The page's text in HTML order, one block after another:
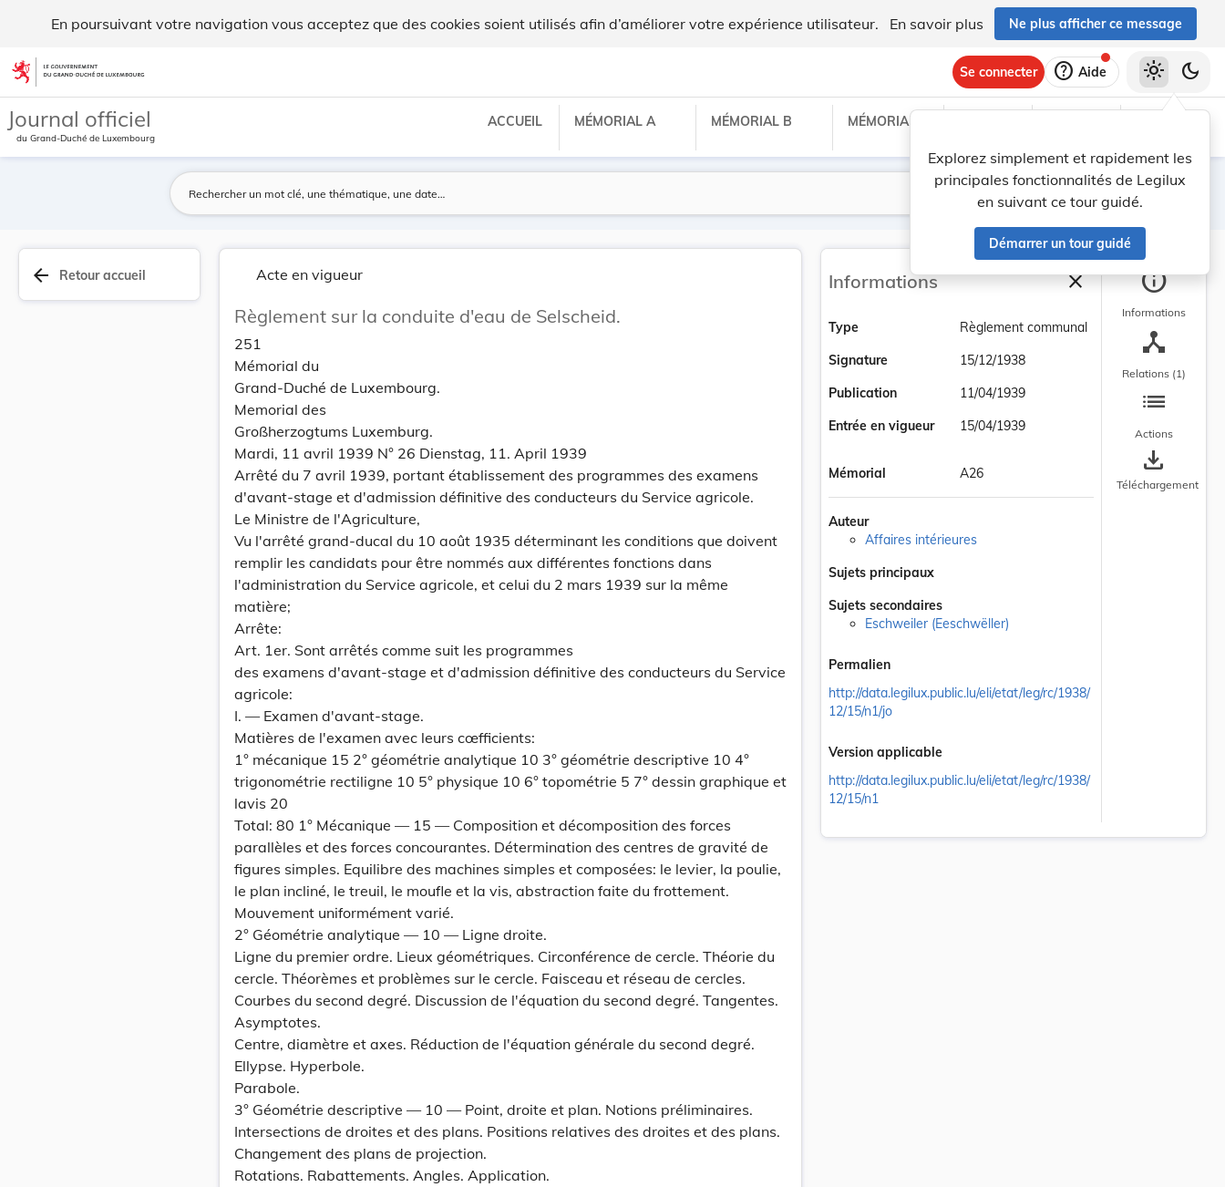
En poursuivant votre navigation vous acceptez que des cookies soient utilisés afin d’améliorer votre expérience utilisateur. En savoir plus Ne plus afficher ce message
Aller au contenu
Se connecter help Aide
Explorez simplement et rapidement les
principales fonctionnalités de Legilux
en suivant ce tour guidé.
Démarrer un tour guidé
light_mode dark_mode
Journal officiel
du Grand-Duché de Luxembourg
ACCUEIL MÉMORIAL A MÉMORIAL B MÉMORIAL C
Lancer la recherche
Filtres
arrow_back Retour accueil Acte en vigueur
Règlement sur la conduite d'eau de Selscheid.
251
Mémorial du
Grand-Duché de Luxembourg.
Memorial des
Großherzogtums Luxemburg.
Mardi, 11 avril 1939 N° 26 Dienstag, 11. April 1939
Arrêté du 7 avril 1939, portant établissement des programmes des examens
d'avant-stage et d'admission définitive des conducteurs du Service agricole.
Le Ministre de l'Agriculture,
Vu l'arrêté grand-ducal du 10 août 1935 déterminant les conditions que doivent
remplir les candidats pour être nommés aux différentes fonctions dans
l'administration du Service agricole, et celui du 2 mars 1939 sur la même
matière;
Arrête:
Art. 1er. Sont arrêtés comme suit les programmes
des examens d'avant-stage et d'admission définitive des conducteurs du Service
agricole:
I. — Examen d'avant-stage.
Matières de l'examen avec leurs cœfficients:
1° mécanique 15 2° géométrie analytique 10 3° géométrie descriptive 10 4°
trigonométrie rectiligne 10 5° physique 10 6° topométrie 5 7° dessin graphique et
lavis 20
Total: 80 1° Mécanique — 15 — Composition et décomposition des forces
parallèles et des forces concourantes. Détermination des centres de gravité de
figures simples. Equilibre des machines simples et composées: le levier, la poulie,
le plan incliné, le treuil, le moufle et la vis, abstraction faite du frottement.
Mouvement uniformément varié.
2° Géométrie analytique — 10 — Ligne droite.
Ligne du premier ordre. Lieux géométriques. Circonférence de cercle. Théorie du
cercle. Théorèmes et problèmes sur le cercle. Faisceau et réseau de cercles.
Courbes du second degré. Discussion de l'équation du second degré. Tangentes.
Asymptotes.
Centre, diamètre et axes. Réduction de l'équation générale du second degré.
Ellypse. Hyperbole.
Parabole.
3° Géométrie descriptive — 10 — Point, droite et plan. Notions préliminaires.
Intersections de droites et des plans. Positions relatives des droites et des plans.
Changement des plans de projection.
Rotations. Rabattements. Angles. Application.
Informations closeFermer la barre
Type
Règlement communal
Signature
15/12/1938
Publication
11/04/1939
Entrée en vigueur
15/04/1939
Mémorial A26
Auteur
Affaires intérieures
Sujets principaux
Sujets secondaires
Eschweiler (Eeschwëller)
Permalien
http://data.legilux.public.lu/eli/etat/leg/rc/1938/
12/15/n1/jo
Version applicable
http://data.legilux.public.lu/eli/etat/leg/rc/1938/
12/15/n1
info
Informations
device_hub
Relations (1)
list
Actions
save_alt
Téléchargement